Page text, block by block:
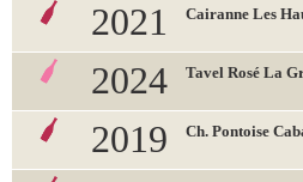
2021 Cairanne Les
2024 Tavel Rosé La
2019 Ch. Pontoise